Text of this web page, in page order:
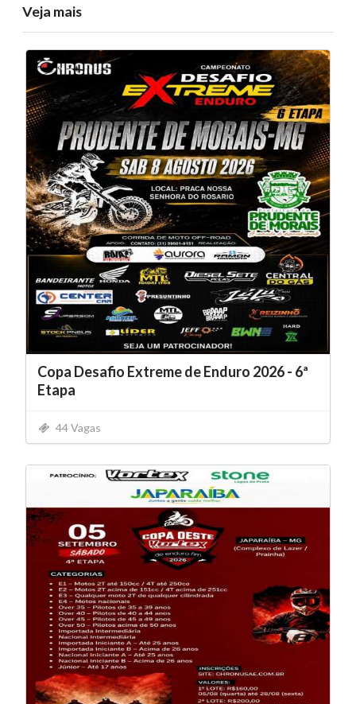
Veja mais
Copa Desafio Extreme de Enduro 2026 - 6ª
Etapa
44 Vagas